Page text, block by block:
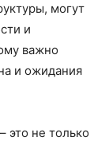
могут
и
важно
и ожидания
это не только